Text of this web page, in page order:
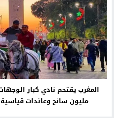
مليون سائح وعائدات قياسية